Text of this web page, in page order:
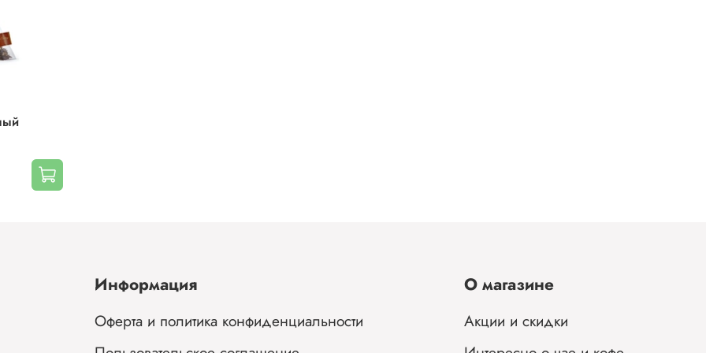
Информация
Оферта и политика конфиденциальности
О магазине
Акции и скидки